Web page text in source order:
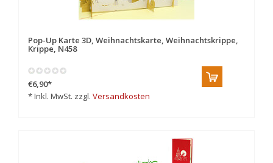
Pop-Up Karte 3D, Weihnachtskarte, Weihnachtskrippe,
Krippe, N458
€6,90*
* Inkl. MwSt. zzgl. Versandkosten